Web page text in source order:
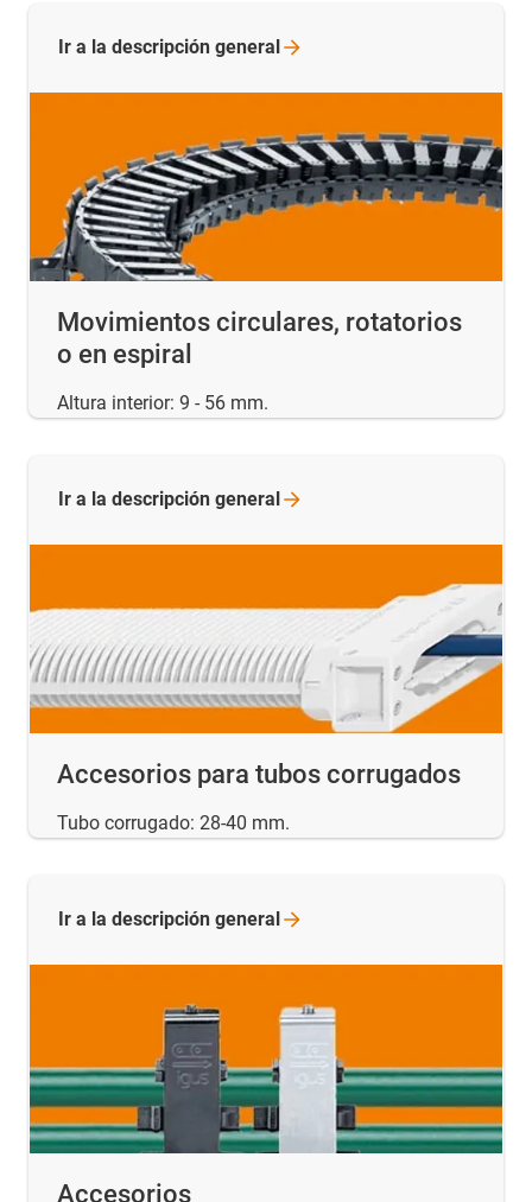
Movimientos circulares, rotatorios
o en espiral
Altura interior: 9 - 56 mm.
Ir a la descripción general
Accesorios para tubos corrugados
Tubo corrugado: 28-40 mm.
Ir a la descripción general
Accesorios
Ir a la descripción general